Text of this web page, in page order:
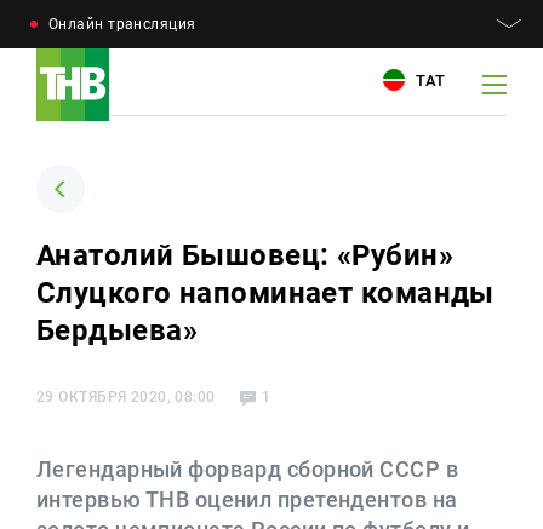
Онлайн трансляция
ТАТ
Например: Минниханов, 7 дней, телепрограмма
Новости
Телепроекты
Телепрограмма
О компании
Например: Минниханов, 7 дней, телепрограмма
Для связи
Анатолий Бышовец: «Рубин»
Слуцкого напоминает команды
Бердыева»
29 ОКТЯБРЯ 2020, 08:00 1
Легендарный форвард сборной СССР в
интервью ТНВ оценил претендентов на